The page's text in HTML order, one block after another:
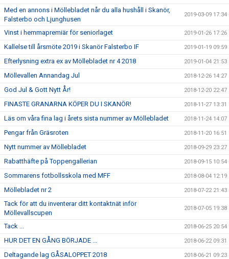
Med en annons i Möllebladet når du alla hushåll i Skanör,
Falsterbo och Ljunghusen
2019-03-09 17:34
Vinst i hemmapremiär för seniorlaget 2019-01-26 17:26
Kallelse till årsmöte 2019 i Skanör Falsterbo IF 2019-01-19 09:59
Efterlysning extra ex av Möllebladet nr 4 2018 2019-01-04 21:53
Möllevallen Annandag Jul 2018-12-26 14:27
God Jul & Gott Nytt År! 2018-12-20 22:47
FINASTE GRANARNA KÖPER DU I SKANÖR! 2018-11-27 13:31
Läs om våra fina lag i årets sista nummer av Möllebladet 2018-11-24 14:07
Pengar från Gräsroten 2018-11-20 16:51
Nytt nummer av Möllebladet 2018-09-29 23:27
Rabatthäfte på Toppengallerian 2018-09-15 10:54
Sommarens fotbollsskola med MFF 2018-08-04 12:19
Möllebladet nr 2 2018-07-22 21:43
Tack för att du inventerar ditt kontaktnät inför
Möllevallscupen
2018-07-05 19:38
Tack ... 2018-06-25 20:54
HUR DET EN GÅNG BÖRJADE ... 2018-06-22 09:31
Deltagande lag GÅSALOPPET 2018 2018-06-21 09:23